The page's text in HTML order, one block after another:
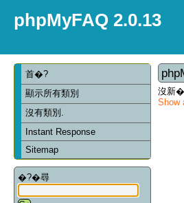
phpMyFAQ 2.0.13
首�?
顯示所有類別
沒有類別.
Instant Response
Sitemap
�?�尋
沒新
Show